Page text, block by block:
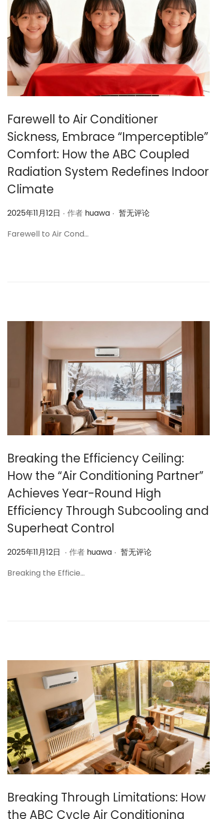
Farewell to Air Conditioner
Sickness, Embrace “Imperceptible”
Comfort: How the ABC Coupled
Radiation System Redefines Indoor
Climate
作
2025年11月12日 . 作者 huawa . 暂无评论
Farewell to Air Cond…
Breaking the Efficiency Ceiling:
How the “Air Conditioning Partner”
Achieves Year-Round High
Efficiency Through Subcooling and
Superheat Control
作
2025年11月12日 2
2
1
2
日
. 作者 huawa . 暂无评论
Breaking the Efficie…
Breaking Through Limitations: How
the ABC Cycle Air Conditioning